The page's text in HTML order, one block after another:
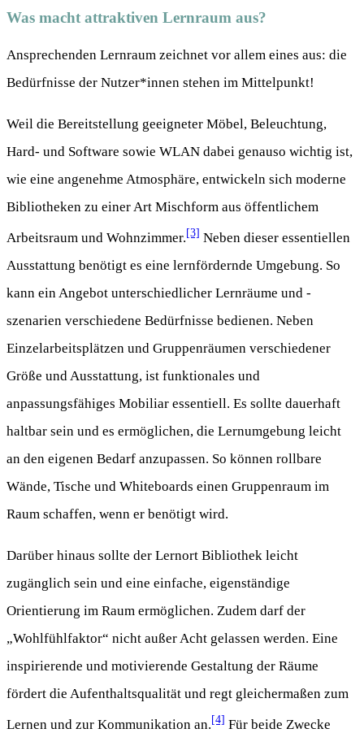
Was macht attraktiven Lernraum aus?
Ansprechenden Lernraum zeichnet vor allem eines aus: die
Bedürfnisse der Nutzer*innen stehen im Mittelpunkt!
Weil die Bereitstellung geeigneter Möbel, Beleuchtung,
Hard- und Software sowie WLAN dabei genauso wichtig ist,
wie eine angenehme Atmosphäre, entwickeln sich moderne
Bibliotheken zu einer Art Mischform aus öffentlichem
Arbeitsraum und Wohnzimmer.[3] Neben dieser essentiellen
Ausstattung benötigt es eine lernfördernde Umgebung. So
kann ein Angebot unterschiedlicher Lernräume und -
szenarien verschiedene Bedürfnisse bedienen. Neben
Einzelarbeitsplätzen und Gruppenräumen verschiedener
Größe und Ausstattung, ist funktionales und
anpassungsfähiges Mobiliar essentiell. Es sollte dauerhaft
haltbar sein und es ermöglichen, die Lernumgebung leicht
an den eigenen Bedarf anzupassen. So können rollbare
Wände, Tische und Whiteboards einen Gruppenraum im
Raum schaffen, wenn er benötigt wird.
Darüber hinaus sollte der Lernort Bibliothek leicht
zugänglich sein und eine einfache, eigenständige
Orientierung im Raum ermöglichen. Zudem darf der
„Wohlfühlfaktor“ nicht außer Acht gelassen werden. Eine
inspirierende und motivierende Gestaltung der Räume
fördert die Aufenthaltsqualität und regt gleichermaßen zum
Lernen und zur Kommunikation an.[4] Für beide Zwecke